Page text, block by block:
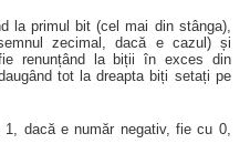
la primul bit (cel mai din stânga),
zecimal, dacă e cazul) și
renunțând la biții în exces din
tot la dreapta biți setați pe
dacă e număr negativ, fie cu 0,